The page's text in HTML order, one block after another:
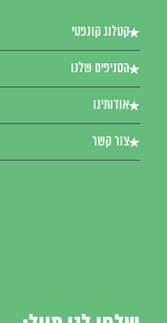
קטלוג קונפטי
הסניפים שלנו
אודותינו
צור קשר